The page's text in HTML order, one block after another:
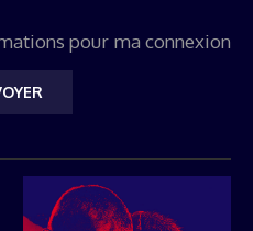
pour ma connexion